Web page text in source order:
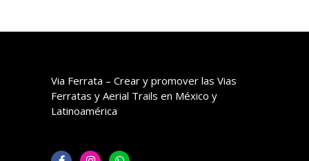
Via Ferrata – Crear y promover las Vias
Ferratas y Aerial Trails en México y
Latinoamérica